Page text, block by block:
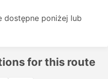
dostępne poniżej lub
for this route